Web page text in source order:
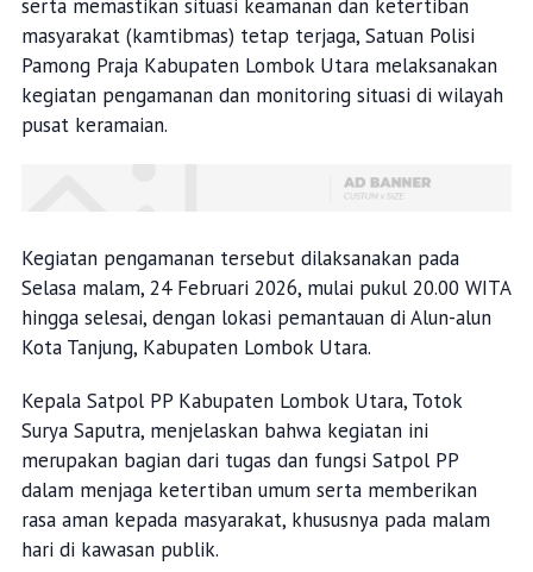
serta memastikan situasi keamanan dan ketertiban
masyarakat (kamtibmas) tetap terjaga, Satuan Polisi
Pamong Praja Kabupaten Lombok Utara melaksanakan
kegiatan pengamanan dan monitoring situasi di wilayah
pusat keramaian.
Kegiatan pengamanan tersebut dilaksanakan pada
Selasa malam, 24 Februari 2026, mulai pukul 20.00 WITA
hingga selesai, dengan lokasi pemantauan di Alun-alun
Kota Tanjung, Kabupaten Lombok Utara.
Kepala Satpol PP Kabupaten Lombok Utara, Totok
Surya Saputra, menjelaskan bahwa kegiatan ini
merupakan bagian dari tugas dan fungsi Satpol PP
dalam menjaga ketertiban umum serta memberikan
rasa aman kepada masyarakat, khususnya pada malam
hari di kawasan publik.